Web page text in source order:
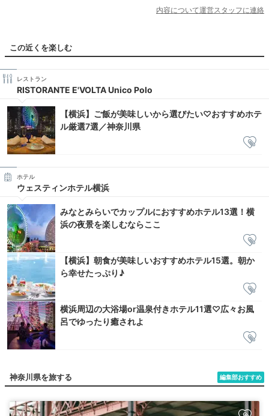
内容について運営スタッフに連絡
この近くを楽しむ
レストラン
RISTORANTE E'VOLTA Unico Polo
【横浜】ご飯が美味しいから選びたい♡おすすめホテ
ル厳選7選／神奈川県
ホテル
ウェスティンホテル横浜
みなとみらいでカップルにおすすめホテル13選！横
浜の夜景を楽しむならここ
【横浜】朝食が美味しいおすすめホテル15選。朝か
ら幸せたっぷり♪
横浜周辺の大浴場or温泉付きホテル11選♡広々お風
呂でゆったり癒されよ
編集部おすすめ
神奈川県を旅する